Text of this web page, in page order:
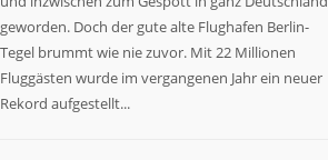
geworden. Doch der gute alte Flughafen Berlin-
Tegel brummt wie nie zuvor. Mit 22 Millionen
Fluggästen wurde im vergangenen Jahr ein neuer
Rekord aufgestellt...